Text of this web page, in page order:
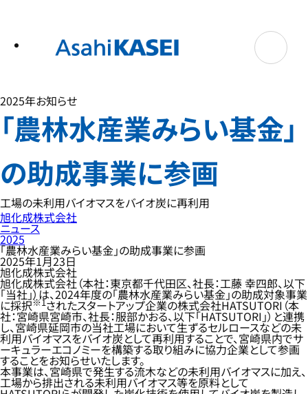
2025年お知らせ
「農林水産業みらい基金」
の助成事業に参画
工場の未利用バイオマスをバイオ炭に再利用
旭化成株式会社
ニュース
2025
「農林水産業みらい基金」の助成事業に参画
2025年1月23日
旭化成株式会社
旭化成株式会社（本社：東京都千代田区、社長：工藤 幸四郎、以下
「当社」）は、2024年度の「農林水産業みらい基金」の助成対象事業
に採択※1されたスタートアップ企業の株式会社HATSUTORI（本
社：宮崎県宮崎市、社長：服部かおる、以下「HATSUTORI」）と連携
し、宮崎県延岡市の当社工場において生ずるセルロースなどの未
利用バイオマスをバイオ炭として再利用することで、宮崎県内でサ
ーキュラーエコノミーを構築する取り組みに協力企業として参画
することをお知らせいたします。
本事業は、宮崎県で発生する流木などの未利用バイオマスに加え、
工場から排出される未利用バイオマス等を原料として